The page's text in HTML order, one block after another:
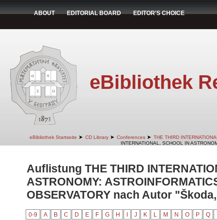
ABOUT EDITORIAL BOARD EDITOR'S CHOICE
eBibliothek
eBibliothek Startseite ➤ CD Library ➤ Conferences ➤ THE THIRD
INTERNATIONAL, SCHOOL IN
Auflistung THE THIRD
ASTRONOMY:
OBSERVATORY nach Autor
0-9 A B C D E F G H J K L M N O P Q